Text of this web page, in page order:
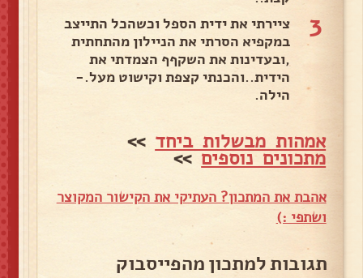
3
ציירתי את ידית הספל וכשהכל התייצב
במקפיא הסרתי את הניילון מהתחתית
,ובעדינות את השקףף הצמדתי את
הידית..והכנתי קצפת וקישוט מעל.-
הילה.
אמהות מבשלות ביחד >>
מתכונים נוספים>>
אהבת את המתכון? העתיקי את הקישור המקוצר
ושתפי :)
תגובות למתכון מהפייסבוק